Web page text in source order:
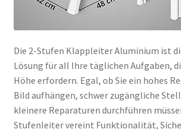
Die 2-Stufen Klappleiter Aluminium ist
Lösung für all Ihre täglichen Aufgaben,
Höhe erfordern. Egal, ob Sie ein hohes
Bild aufhängen, schwer zugängliche
kleinere Reparaturen durchführen
Stufenleiter vereint Funktionalität,